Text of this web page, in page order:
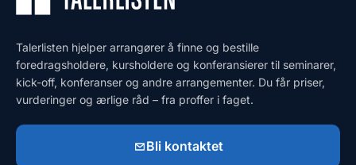
Talerlisten hjelper arrangører å finne og bestille
foredragsholdere, kursholdere og konferansierer til seminarer,
kick-off, konferanser og andre arrangementer. Du får priser,
vurderinger og ærlige råd – fra proffer i faget.
Bli kontaktet